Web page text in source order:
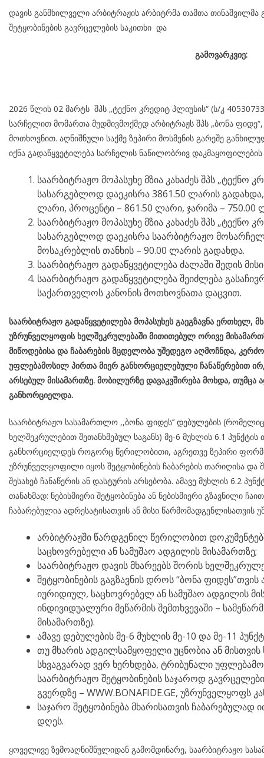
დავის განმხილველი არბიტრაჟის არბიტრმა თამთა თინაშვილმა
შეტყობინების გავრცელების საკითხი და
გამოვარკვიე:
2026 წლის 02 მარტს შპს „ტექნო კრედიტ პლიუსის“ (ს/კ
სარჩელით მომართა მუდმივმოქმედ არბიტრაჟს შპს „ბონა ფიდე“,
მოთხოვნით. აღნიშნული საქმე ზეპირი მოსმენის გარეშე
იქნა გადაწყვეტილება სარჩელის ნაწილობრივ
საარბიტრაჟო მოპასუხე მზია კახაძეს შპს „ტექნო
სასარგებლოდ დაეკისრა 3861.50 ლარის გადახდა,
ლარი, პროცენტი – 861.50 ლარი, ჯარიმა – 750.00
საარბიტრაჟო მოპასუხე მზია კახაძეს შპს „ტექნო
სასარგებლოდ დაეკისრა საარბიტრაჟო
მოსაკრებლის თანხის – 90.00 ლარის გადახდა.
საარბიტრაჟო გადაწყვეტილება ძალაში შედის
საარბიტრაჟო გადაწყვეტილება შეიძლება
საქართველოს კანონის მოთხოვნათა დაცვით.
საარბიტრაჟო გადაწყვეტილება მოპასუხეს გაეგზავნა ერთხელ,
უზრუნველყოფის ხელშეკრულებაში მითითებულ ორივე
მიწოდებისა და ჩაბარების მცდელობა უშედეგო აღმოჩნდა,
უფლებამოსილ პირთა მიერ განხორციელებული ჩანაწერებით
არსებულ მისამართზე. მობილურზე დავაკვშირება მოხდა, თუმცა
განხორციელდა.
საარბიტრაჟო სასამართლო ,,ბონა ფიდეს’’ დებულების
ხელშეკრულებით შეთანხმებულ საგანს) მე-6 მუხლის 6.1 პუნქტის
განხორციელდეს როგორც წერილობითი, აგრეთვე ზეპირი
უზრუნველყოფილი იყოს შეტყობინების ჩაბარების თარიღისა და
შესახებ ჩანაწერის ან დასტურის არსებობა. ამავე მუხლის 6.2
თანახმად: ნებისმიერი შეტყობინება ან ნებისმიერი გზავნილი
ჩაბარებულია ადრესატისათვის ან მისი
არბიტრაჟში წარდგენილ წერილობით
საცხოვრებელი ან სამუშაო ადგილის მისამართზე;
საარბიტრაჟო დავის მხარეებს შორის
შეტყობინების გაგზავნის დროს “ბონა
იურიდიულ, საცხოვრებელ ან სამუშაო ადგილის
ინდივიდუალური მეწარმის შემთხვევაში –
მისამართზე).
ამავე დებულების მე-6 მუხლის მე-10 და მე-11
თუ მხარის ადგილსამყოფელი უცნობია ან მისთვის
სხვაგვარად ვერ ხერხდება, ტრიბუნალი
საარბიტრაჟო შეტყობინების საჯაროდ
გვერდზე – WWW.BONAFIDE.GE, უზრუნველყოფს
საჯარო შეტყობინება მხარისათვის ჩაბარებულად
დღეს.
ყოველივე ზემოაღნიშნულიდან გამომდინარე, საარბიტრაჟო